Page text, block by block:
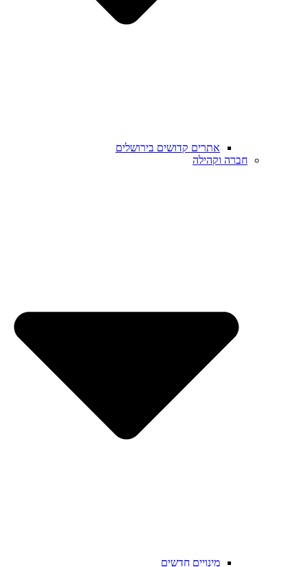
אתרים קדושים בירושלים
חברה וקהילה
מינויים חדשים